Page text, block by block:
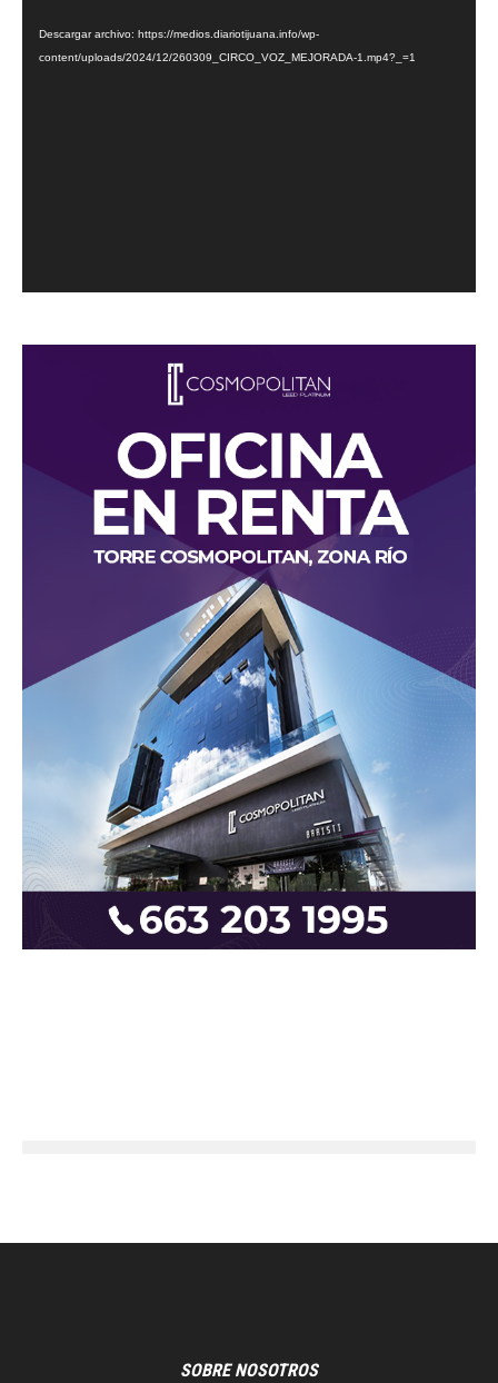
Descargar archivo: https://medios.diariotijuana.info/wp-
content/uploads/2024/12/260309_CIRCO_VOZ_MEJORADA-1.mp4?_=1
SOBRE NOSOTROS